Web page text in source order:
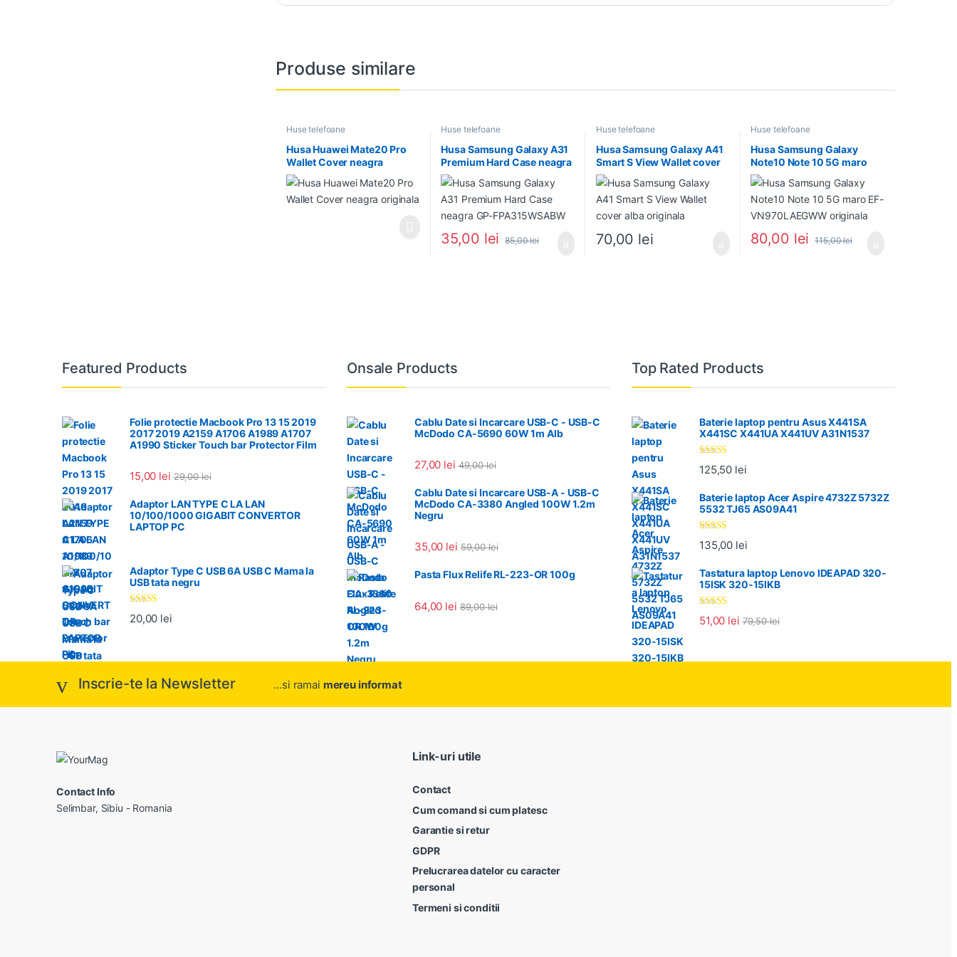
Produse similare
Huse telefoane
Husa Huawei Mate20 Pro
Wallet Cover neagra
originala
Huse telefoane
Husa Samsung Galaxy A31
Premium Hard Case neagra
GP-FPA315WSABW
35,00 lei 85,00lei
Huse telefoane
Husa Samsung Galaxy A41
Smart S View Wallet cover
alba originala
70,00 lei
Huse telefoane
Husa Samsung Galaxy
Note10 Note 10 5G maro
EF-VN970LAEGWW
originala
80,00 lei 115,00lei
Featured Products
Folie protectie Macbook Pro 13 15 2019
2017 2019 A2159 A1706 A1989 A1707
A1990 Sticker Touch bar Protector Film
15,00 lei 29,00lei
Adaptor LAN TYPE C LA LAN
10/100/1000 GIGABIT CONVERTOR
LAPTOP PC
Adaptor Type C USB 6A USB C Mama la
USB tata negru
Evaluat la
5.00din 5
20,00 lei
Onsale Products
Cablu Date si Incarcare USB-C - USB-C
McDodo CA-5690 60W 1m Alb
27,00 lei 49,00lei
Cablu Date si Incarcare USB-A - USB-C
McDodo CA-3380 Angled 100W 1.2m
Negru
35,00 lei 59,00lei
Pasta Flux Relife RL-223-OR 100g
64,00 lei 89,00lei
Top Rated Products
Baterie laptop pentru Asus X441SA
X441SC X441UA X441UV A31N1537
Evaluat la
5.00din 5
125,50 lei
Baterie laptop Acer Aspire 4732Z 5732Z
5532 TJ65 AS09A41
Evaluat la
5.00din 5
135,00 lei
Tastatura laptop Lenovo IDEAPAD 320-
15ISK 320-15IKB
Evaluat la
5.00din 5
51,00 lei 79,50lei
Inscrie-te la Newsletter ...si ramai mereu informat
Contact Info
Selimbar, Sibiu - Romania
Link-uri utile
Contact
Cum comand si cum platesc
Garantie si retur
GDPR
Prelucrarea datelor cu caracter
personal
Termeni si conditii